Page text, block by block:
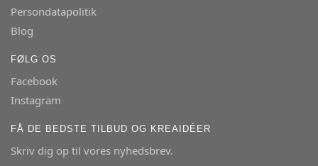
Persondatapolitik
Blog
FØLG OS
Facebook
Instagram
FÅ DE BEDSTE TILBUD OG KREAIDÉER
Skriv dig op til vores nyhedsbrev.